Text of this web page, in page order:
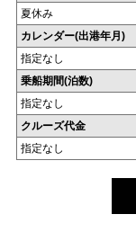
夏休み
カレンダー(出港年月)
指定なし
乗船期間(泊数)
指定なし
クルーズ代金
指定なし